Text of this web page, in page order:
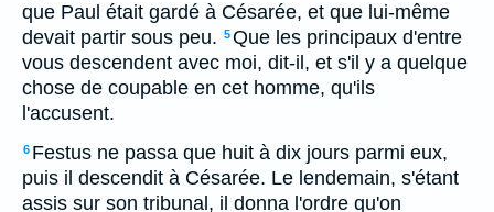
que Paul était gardé à Césarée, et que lui-même
devait partir sous peu. 5Que les principaux d'entre
vous descendent avec moi, dit-il, et s'il y a quelque
chose de coupable en cet homme, qu'ils
l'accusent.
6 Festus ne passa que huit à dix jours parmi eux,
puis il descendit à Césarée. Le lendemain, s'étant
assis sur son tribunal, il donna l'ordre qu'on